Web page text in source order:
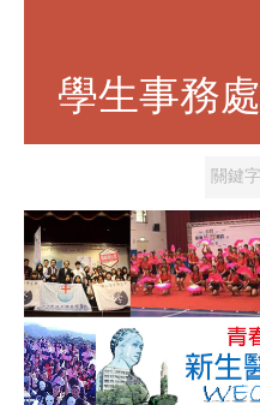
容
學生事務處